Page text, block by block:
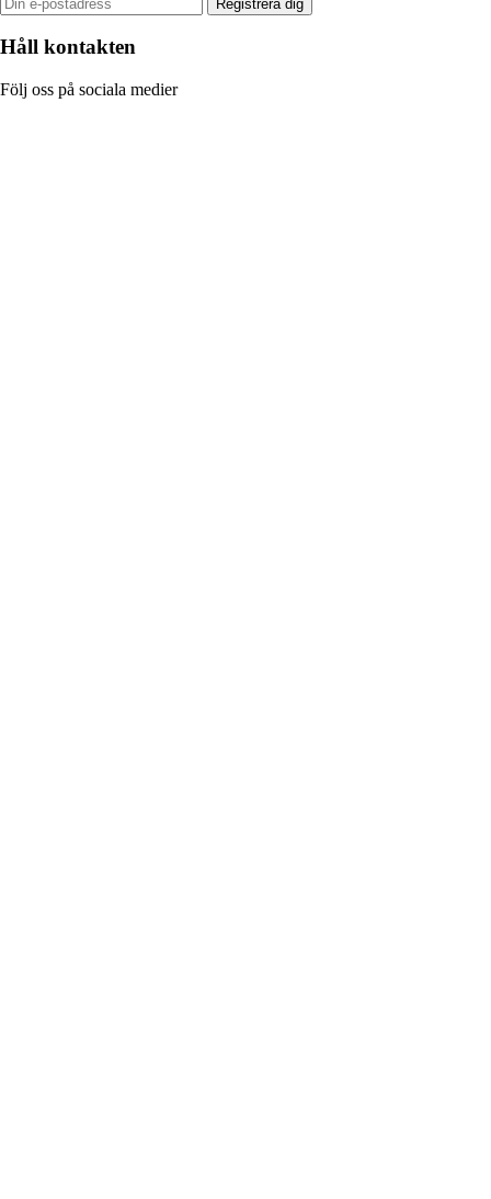
Registrera dig
Håll kontakten
Följ oss på sociala medier